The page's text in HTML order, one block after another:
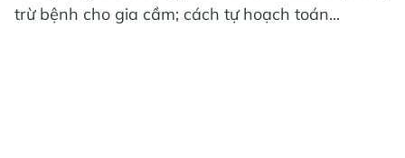
trừ bệnh cho gia cầm; cách tự hoạch toán...